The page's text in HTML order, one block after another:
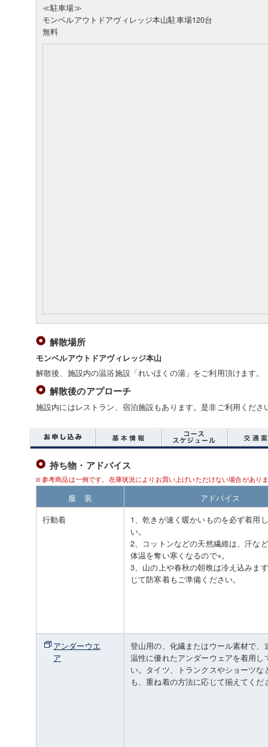
≪駐車場≫
モンベルアウトドアヴィレッジ本山駐車場120台
無料
解散場所
モンベルアウトドアヴィレッジ本山
解散後、施設内の温浴施設「れいほくの湯」をご利用頂けます。
解散後のアプローチ
施設内にはレストラン、宿泊施設もあります。是非ご利用くださ
持ち物・アドバイス
参考商品は一例です。在庫状況によりお買い上げいただけない場合があり
服 装
アドバイス
行動着
1、乾きが速く暖かいものを必ず着用
い。
2、コットンなどの天然繊維は、汗な
体温を奪い寒くなるので×。
3、山の上や春秋の朝晩は冷え込みま
じて防寒着もご準備ください。
アンダーウエ
ア
登山用の、化繊またはウール素材で、
温性に優れたアンダーウェアを着用し
い。タイツ、トランクスやショーツな
も、重ね着の方法に応じて揃えてくだ